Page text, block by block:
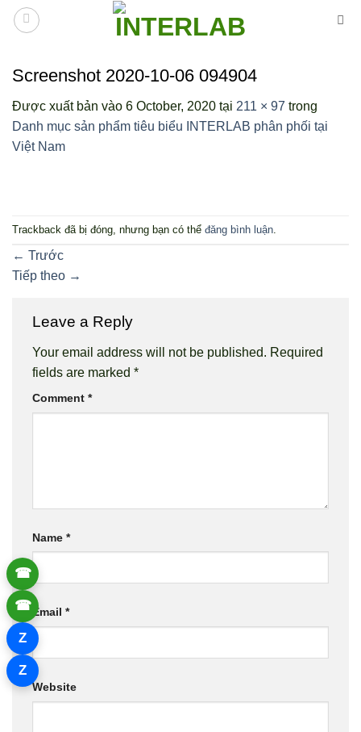
qua
dungScreenshot 2020-10-06 094904
Được xuất bản vào 6 October, 2020 tại 211 × 97 trong
Danh mục sản phẩm tiêu biểu INTERLAB phân phối tại
Việt Nam
Trackback đã bị đóng, nhưng bạn có thể đăng bình luận
← Trước
Tiếp theo →
Leave a Reply
Your email address will not be published. Required
fields are marked *
Comment *
Name *
Email *
Website
☎
☎
Z
Z